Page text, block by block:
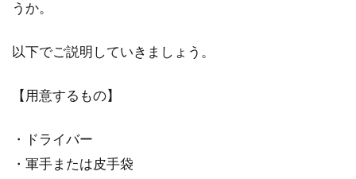
1LDKで子育てするなら！家具選びや
うか。
以下でご説明していきましょう。
【用意するもの】
・ドライバー
・軍手または皮手袋